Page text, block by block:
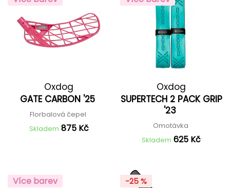
Oxdog
GATE CARBON '25
Florbalová čepel
Skladem 875 Kč
Oxdog
SUPERTECH 2 PACK GRIP
'23
Omotávka
Skladem 625 Kč
Více barev -25 %